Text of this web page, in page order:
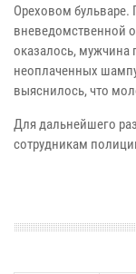
Ореховом бульваре.
вневедомственной
оказалось, мужчина
неоплаченных
выяснилось, что
Для дальнейшего
сотрудникам